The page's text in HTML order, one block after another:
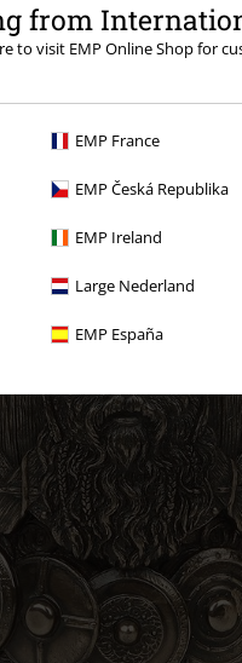
from
to visit EMP Online Shop for
EMP France
EMP Česká Republika
EMP Ireland
Large Nederland
EMP España